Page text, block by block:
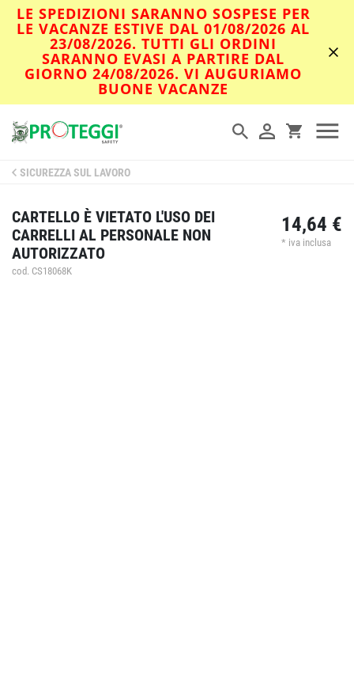
LE SPEDIZIONI SARANNO SOSPESE PER
LE VACANZE ESTIVE DAL 01/08/2026 AL
23/08/2026. TUTTI GLI ORDINI
SARANNO EVASI A PARTIRE DAL
GIORNO 24/08/2026. VI AUGURIAMO
BUONE VACANZE
SICUREZZA SUL LAVORO
CARTELLO È VIETATO L'USO DEI
CARRELLI AL PERSONALE NON
AUTORIZZATO
cod. CS18068K
14,64 €
* iva inclusa